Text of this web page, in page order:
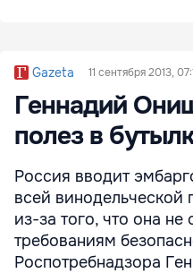
Gazeta 11 сентября 2013,
Геннадий
полез в
Россия вводит
всей
из-за того, что она не
требованиям
Роспотребнадзора